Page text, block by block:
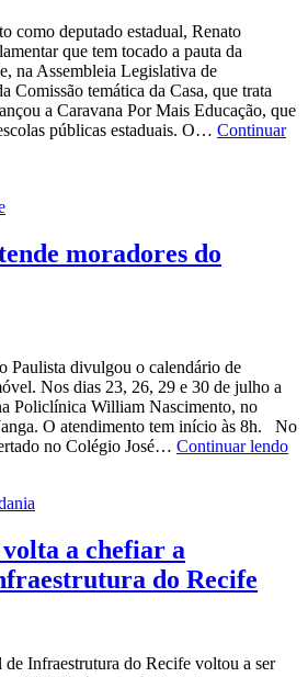
como deputado estadual, Renato
que tem tocado a pauta da
na Assembleia Legislativa de
Comissão temática da Casa, que trata
a Caravana Por Mais Educação, que
públicas estaduais. O… Continuar
moradores do
Paulista divulgou o calendário de
Nos dias 23, 26, 29 e 30 de julho a
Policlínica William Nascimento, no
O atendimento tem início às 8h. No
no Colégio José… Continuar lendo
a chefiar a
do Recife
Infraestrutura do Recife voltou a ser